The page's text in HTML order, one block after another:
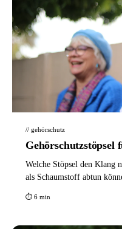
// gehörschutz
Gehörschutzstöpsel
Welche Stöpsel den Klang
als Schaumstoff abtun
⏱ 6 min